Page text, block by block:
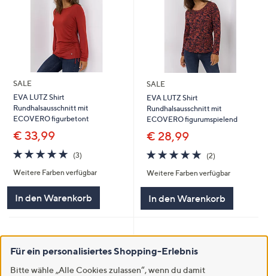
SALE
EVA LUTZ Shirt
Rundhalsausschnitt mit
ECOVERO figurbetont
€ 33,99
5.0
von
5
(3)
Weitere Farben verfügbar
In den Warenkorb
SALE
EVA LUTZ Shirt
Rundhalsausschnitt mit
ECOVERO figurumspielend
€ 28,99
5.0
von
5
(2)
Weitere Farben verfügbar
In den Warenkorb
Für ein personalisiertes Shopping-Erlebnis
Bitte wähle „Alle Cookies zulassen“, wenn du damit